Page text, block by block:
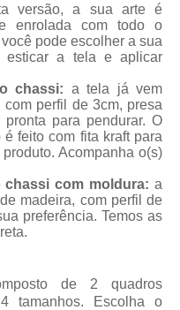
versão, a sua arte é
enrolada com todo o
pode escolher a sua
esticar a tela e aplicar
chassi: a tela já vem
perfil de 3cm, presa
para pendurar. O
feito com fita kraft para
Acompanha o(s)
com moldura: a
madeira, com perfil de
preferência. Temos as
de 2 quadros
tamanhos. Escolha o